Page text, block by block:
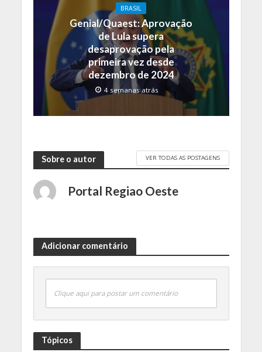
BRASIL
Genial/Quaest: Aprovação
de Lula supera
desaprovação pela
primeira vez desde
dezembro de 2024
4 semanas atrás
Sobre o autor VER TODAS AS POSTAGENS
Portal Regiao Oeste
Adicionar comentário
Clique aqui para postar um comentário
Tópicos